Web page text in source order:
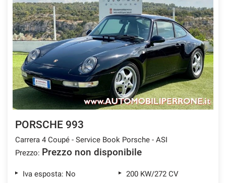
PORSCHE 993
Carrera 4 Coupé - Service Book Porsche - ASI
Prezzo: Prezzo non disponibile
Iva esposta: No
200 KW/272 CV